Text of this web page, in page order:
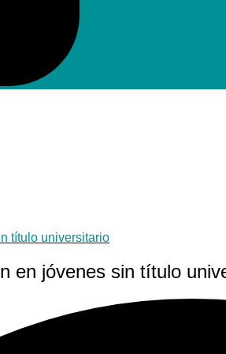
título universitario
en jóvenes sin título